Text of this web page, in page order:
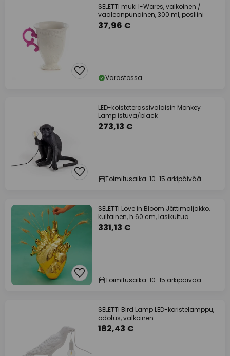
SELETTI muki I-Wares, valkoinen /
vaaleanpunainen, 300 ml, posliini
37,96 €
Varastossa
LED-koisteterassivalaisin Monkey
Lamp istuva/black
273,13 €
Toimitusaika: 10-15 arkipäivää
SELETTI Love in Bloom Jättimaljakko,
kultainen, h 60 cm, lasikuitua
331,13 €
Toimitusaika: 10-15 arkipäivää
SELETTI Bird Lamp LED-koristelamppu,
odotus, valkoinen
182,43 €